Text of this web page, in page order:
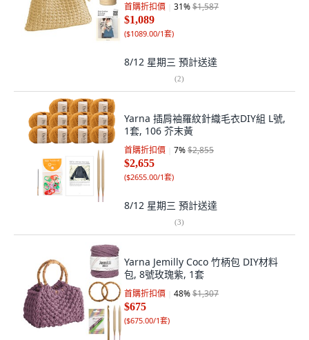
首購折扣價 31%$1,587
$1,089
($1089.00/1套)
8/12 星期三 預計送達
(2)
Yarna 插肩袖羅紋針織毛衣DIY組 L號,
1套, 106 芥末黃
首購折扣價 7%$2,855
$2,655
($2655.00/1套)
8/12 星期三 預計送達
(3)
Yarna Jemilly Coco 竹柄包 DIY材料
包, 8號玫瑰紫, 1套
首購折扣價 48%$1,307
$675
($675.00/1套)